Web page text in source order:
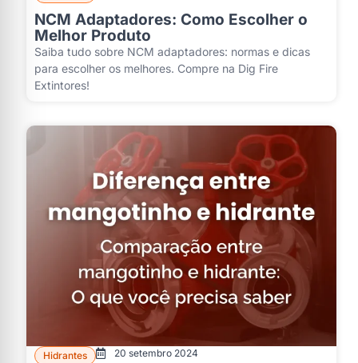
NCM Adaptadores: Como Escolher o
Melhor Produto
Saiba tudo sobre NCM adaptadores: normas e dicas
para escolher os melhores. Compre na Dig Fire
Extintores!
Hidrantes 20 setembro 2024